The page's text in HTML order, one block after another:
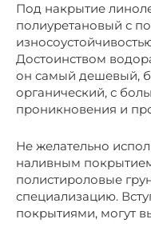
Под накрытие
полиуретановый с
Достоинством
он самый дешевый,
органический, с
проникновения и
Не желательно
наливным
полистироловые
специализацию.
покрытиями, могут